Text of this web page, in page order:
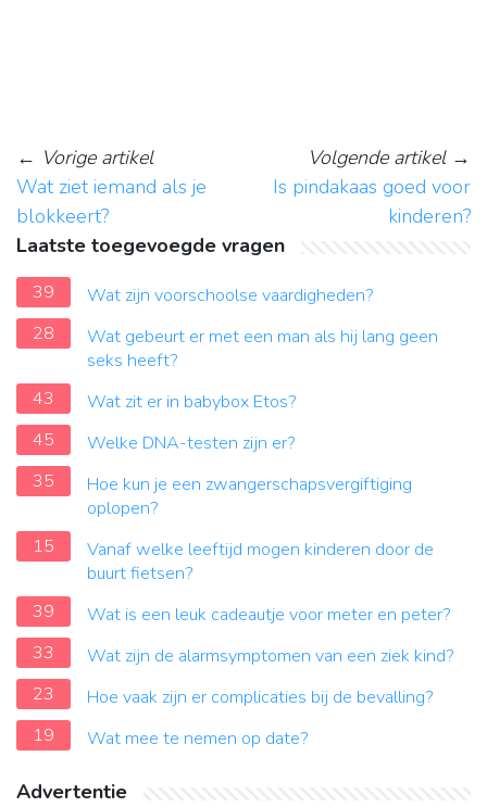
← Vorige artikel
Wat ziet iemand als je
blokkeert?
Volgende artikel→
Is pindakaas goed voor
kinderen?
Laatste toegevoegde vragen
39
Wat zijn voorschoolse vaardigheden?
28
Wat gebeurt er met een man als hij lang geen
seks heeft?
43
Wat zit er in babybox Etos?
45
Welke DNA-testen zijn er?
35
Hoe kun je een zwangerschapsvergiftiging
oplopen?
15
Vanaf welke leeftijd mogen kinderen door de
buurt fietsen?
39
Wat is een leuk cadeautje voor meter en peter?
33
Wat zijn de alarmsymptomen van een ziek kind?
23
Hoe vaak zijn er complicaties bij de bevalling?
19
Wat mee te nemen op date?
Advertentie